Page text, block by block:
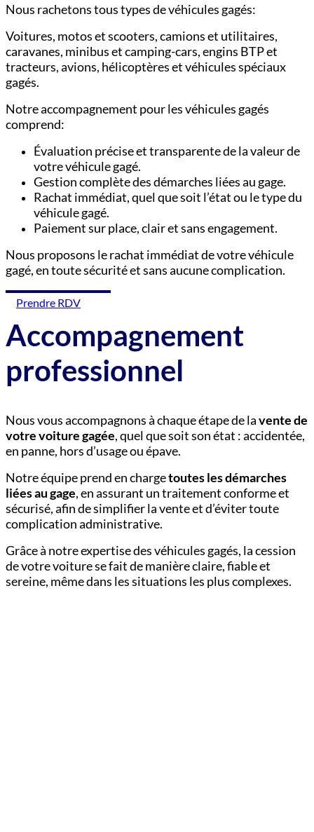
Nous rachetons tous types de véhicules gagés:
Voitures, motos et scooters,camions et utilitaires,
caravanes, minibus et camping-cars,engins BTP et
tracteurs,avions, hélicoptères et véhicules spéciaux
gagés.
Notre accompagnement pour les véhicules gagés
comprend:
Évaluation précise et transparente de la valeur de
votre véhicule gagé.
Gestion complète des démarches liées au gage.
Rachat immédiat, quel que soit l’état ou le type du
véhicule gagé.
Paiement sur place, clair et sans engagement.
Nous proposons le rachat immédiat de votre véhicule
gagé, en toute sécurité et sans aucune complication.
Prendre RDV
Accompagnement
professionnel
Nous vous accompagnons à chaque étape de lavente de
votre voiture gagée, quel que soit son état : accidentée,
en panne, hors d’usage ou épave.
Notre équipe prend en chargetoutes les démarches
liées au gage, en assurant un traitement conforme et
sécurisé, afin de simplifier la vente et d’éviter toute
complication administrative.
Grâce à notre expertise des véhicules gagés, la cession
de votre voiture se fait de manière claire, fiable et
sereine, même dans les situations les plus complexes.